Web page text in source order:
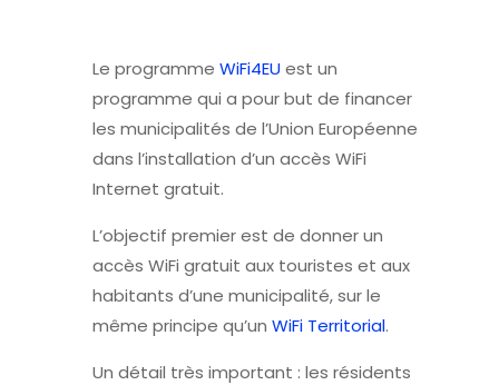
Le programmeWiFi4EUest un
programme qui a pour but de financer
les municipalités de l’Union Européenne
dans l’installation d’un accèsWiFi
Internet gratuit.
L’objectif premier est de donner un
accèsWiFi gratuit aux touristes et aux
habitants d’une municipalité, sur le
même principe qu’unWiFi Territorial.
Un détail très important : les résidents